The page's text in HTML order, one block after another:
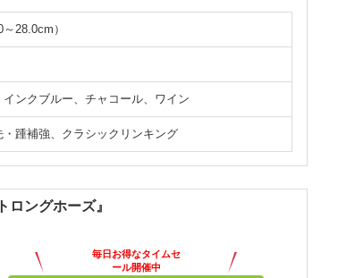
28.0cm）
ンクブルー、チャコール、ワイン
踵補強、クラシックリンキング
ングホーズ』
毎日お得なタイムセ
ール開催中